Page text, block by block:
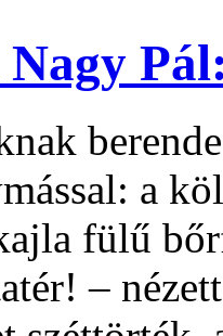
Nagy
a
fülű
–